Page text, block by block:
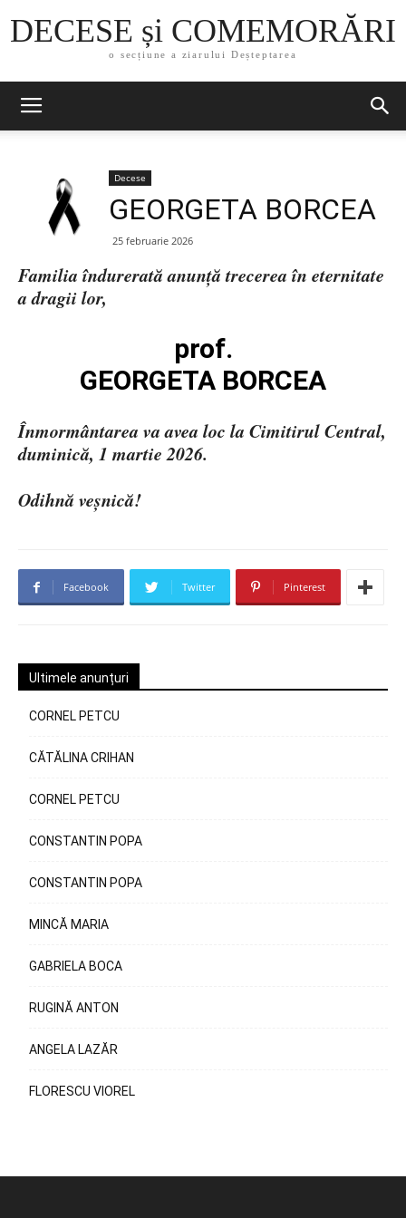
DECESE și COMEMORĂRI
o secțiune a ziarului Deșteptarea
Decese
GEORGETA BORCEA
25 februarie 2026
Familia îndurerată anunță trecerea în eternitate
a dragii lor,
prof.
GEORGETA BORCEA
Înmormântarea va avea loc la Cimitirul Central,
duminică, 1 martie 2026.
Odihnă veșnică!
Facebook Twitter Pinterest
Ultimele anunțuri
CORNEL PETCU
CĂTĂLINA CRIHAN
CORNEL PETCU
CONSTANTIN POPA
CONSTANTIN POPA
MINCĂ MARIA
GABRIELA BOCA
RUGINĂ ANTON
ANGELA LAZĂR
FLORESCU VIOREL